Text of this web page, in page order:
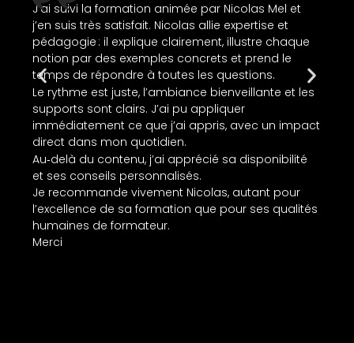
J’ai suivi la formation animée par Nicolas Mel et
j’en suis très satisfait. Nicolas allie expertise et
pédagogie : il explique clairement, illustre chaque
notion par des exemples concrets et prend le
temps de répondre à toutes les questions.
Le rythme est juste, l’ambiance bienveillante et les
supports sont clairs. J’ai pu appliquer
immédiatement ce que j’ai appris, avec un impact
direct dans mon quotidien.
Au‑delà du contenu, j’ai apprécié sa disponibilité
et ses conseils personnalisés.
Je recommande vivement Nicolas, autant pour
l’excellence de sa formation que pour ses qualités
humaines de formateur.
Merci